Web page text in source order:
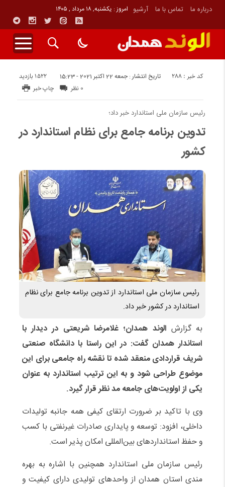
درباره ما تماس با ما آرشیو امروز : یکشنبه, ۱۸ مرداد , ۱۴۰۵
تاریخ انتشار : جمعه 22 اکتبر 2021 - 15:23 1522 بازدید کد خبر : 288
چاپ خبر 0 نظر
رئیس سازمان ملی استاندارد خبر داد؛
تدوین برنامه‌ جامع برای نظام استاندارد در
کشور
رئیس سازمان ملی استاندارد از تدوین برنامه‌ جامع برای نظام
استاندارد در کشور خبر داد.
به گزارش الوند همدان؛ غلامرضا شریعتی در دیدار با
استاندار همدان گفت: در این راستا با دانشگاه صنعتی
شریف قراردادی منعقد شده تا نقشه راه جامعی برای این
موضوع طراحی شود و به این ترتیب استاندارد به عنوان
یکی از اولویت‌های جامعه مد نظر قرار گیرد.
وی با تاکید بر ضرورت ارتقای کیفی همه جانبه تولیدات
داخلی، افزود: توسعه و پایداری صادرات غیرنفتی با کسب
و حفظ استاندارد‌های بین‌المللی امکان پذیر است.
رئیس سازمان ملی استاندارد همچنین با اشاره به بهره
مندی استان همدان از واحد‌های تولیدی دارای کیفیت و